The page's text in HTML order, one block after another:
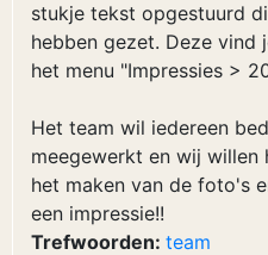
stukje tekst opgestuurd
hebben gezet. Deze vind
het menu "Impressies >
Het team wil iedereen
meegewerkt en wij
het maken van de foto's
een impressie!!
Trefwoorden: team